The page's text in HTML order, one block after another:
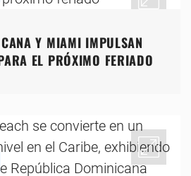
Y MIAMI IMPULSAN
EL PRÓXIMO FERIADO